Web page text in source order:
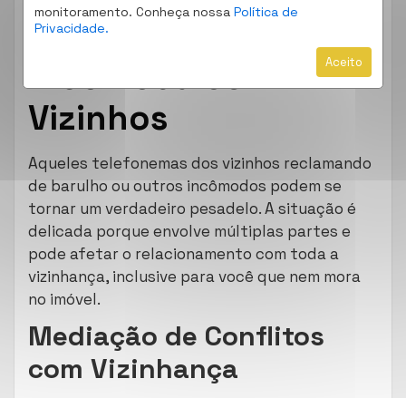
monitoramento. Conheça nossa Política de
Privacidade.
Aceito
o Inquilino
Incomoda os
Vizinhos
Aqueles telefonemas dos vizinhos reclamando
de barulho ou outros incômodos podem se
tornar um verdadeiro pesadelo. A situação é
delicada porque envolve múltiplas partes e
pode afetar o relacionamento com toda a
vizinhança, inclusive para você que nem mora
no imóvel.
Mediação de Conflitos
com Vizinhança